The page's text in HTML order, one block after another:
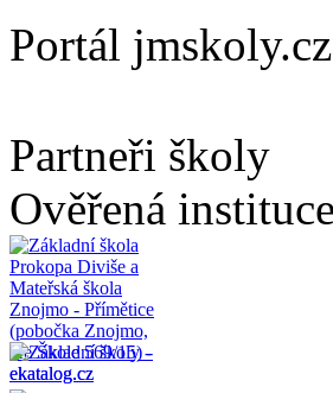
Portál jmskoly.cz
Partneři školy
Ověřená instituce